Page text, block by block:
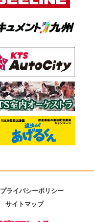
プライバシーポリシー
サイトマップ